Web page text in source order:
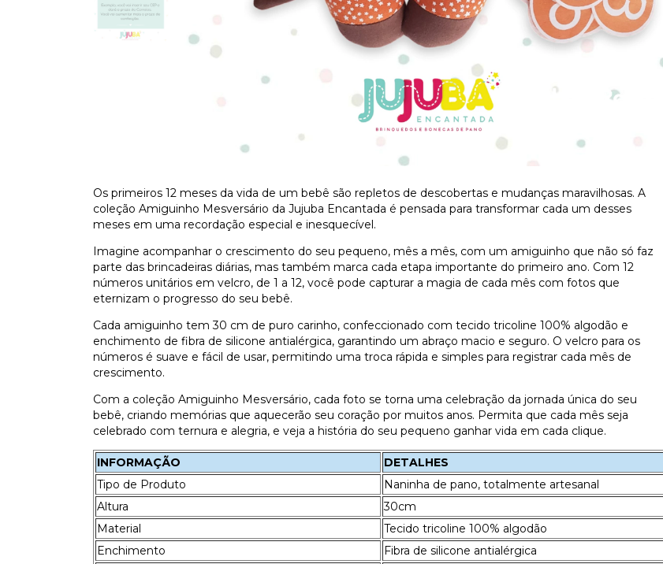
Os primeiros 12 meses da vida de um bebê são repletos de descobertas e mudanças maravilhosas. A
coleção Amiguinho Mesversário da Jujuba Encantada é pensada para transformar cada um desses
meses em uma recordação especial e inesquecível.
Imagine acompanhar o crescimento do seu pequeno, mês a mês, com um amiguinho que não só faz
parte das brincadeiras diárias, mas também marca cada etapa importante do primeiro ano. Com 12
números unitários em velcro, de 1 a 12, você pode capturar a magia de cada mês com fotos que
eternizam o progresso do seu bebê.
Cada amiguinho tem 30 cm de puro carinho, confeccionado com tecido tricoline 100% algodão e
enchimento de fibra de silicone antialérgica, garantindo um abraço macio e seguro. O velcro para os
números é suave e fácil de usar, permitindo uma troca rápida e simples para registrar cada mês de
crescimento.
Com a coleção Amiguinho Mesversário, cada foto se torna uma celebração da jornada única do seu
bebê, criando memórias que aquecerão seu coração por muitos anos. Permita que cada mês seja
celebrado com ternura e alegria, e veja a história do seu pequeno ganhar vida em cada clique.
INFORMAÇÃO
DETALHES
Tipo de Produto
Naninha de pano, totalmente artesanal
Altura
30cm
Material
Tecido tricoline 100% algodão
Enchimento
Fibra de silicone antialérgica